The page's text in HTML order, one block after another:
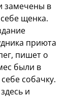
замечены в
щенка.
приюта
пишет о
были в
собачку.
и